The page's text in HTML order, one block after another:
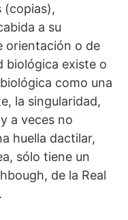
(copias),
a su
orientación o de
biológica existe o
como una
la singularidad,
a veces no
huella dactilar,
sólo tiene un
de la Real